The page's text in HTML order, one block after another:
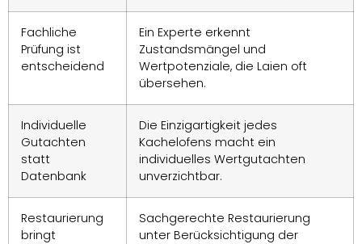
Fachliche
Prüfung ist
entscheidend
Ein Experte erkennt
Zustandsmängel und
Wertpotenziale, die Laien oft
übersehen.
Individuelle
Gutachten
statt
Datenbank
Die Einzigartigkeit jedes
Kachelofens macht ein
individuelles Wertgutachten
unverzichtbar.
Restaurierung
bringt
Sachgerechte Restaurierung
unter Berücksichtigung der